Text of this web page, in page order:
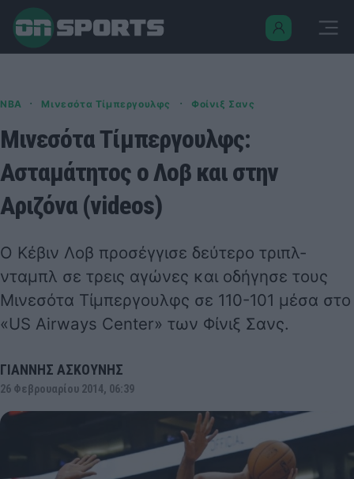
NBA · Μινεσότα Τίμπεργουλφς · Φοίνιξ Σανς
Μινεσότα Τίμπεργουλφς:
Ασταμάτητος ο Λοβ και στην
Αριζόνα (videos)
Ο Κέβιν Λοβ προσέγγισε δεύτερο τριπλ-
νταμπλ σε τρεις αγώνες και οδήγησε τους
Μινεσότα Τίμπεργουλφς σε 110-101 μέσα στο
«US Airways Center» των Φίνιξ Σανς.
ΓΙΑΝΝΗΣ ΑΣΚΟΥΝΗΣ
26 Φεβρουαρίου 2014, 06:39